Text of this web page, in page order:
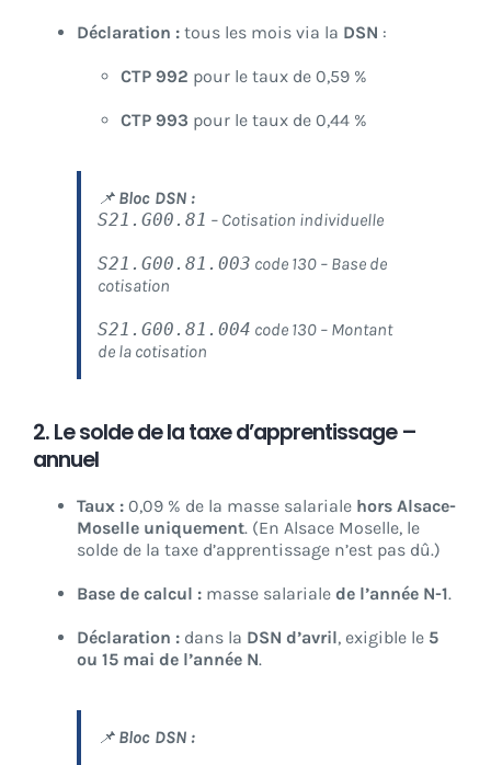
Déclaration : tous les mois via la DSN :
CTP 992 pour le taux de 0,59 %
CTP 993 pour le taux de 0,44 %
📌 Bloc DSN :
S21.G00.81 – Cotisation individuelle
S21.G00.81.003 code 130 – Base de
cotisation
S21.G00.81.004 code 130 – Montant
de la cotisation
2. Le solde de la taxe d’apprentissage –
annuel
Taux : 0,09 % de la masse salariale hors Alsace-
Moselle uniquement. (En Alsace Moselle, le
solde de la taxe d’apprentissage n’est pas dû.)
Base de calcul : masse salariale de l’année N-1.
Déclaration : dans la DSN d’avril, exigible le 5
ou 15 mai de l’année N.
📌 Bloc DSN :